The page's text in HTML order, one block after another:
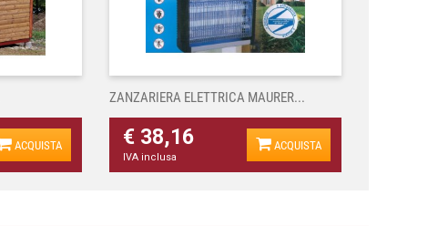
ACQUISTA
ZANZARIERA ELETTRICA MAURER...
€ 38,16
IVA inclusa
ACQUISTA